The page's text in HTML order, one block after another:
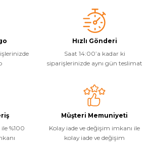
teşekkür ederiz.
bozuk veya görüntülenemiyor.
eksik bilgiler bulunuyor.
hatalar bulunuyor.
sitelerden daha pahalı.
farklı alternatifler olmalı.
Hızlı Gönderi
Saat 14:00’a kadar ki
siparişlerinizde aynı gün teslimat
%100
Müşteri Memuniyeti
Kolay iade ve değişim imkanı ile
kolay iade ve değişim